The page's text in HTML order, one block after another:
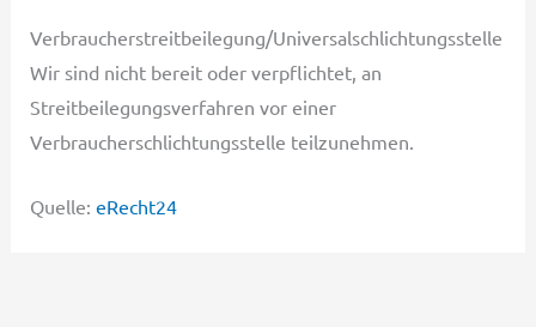
Verbraucher­streit­beilegung/Universal­schlichtungs­stelle
Wir sind nicht bereit oder verpflichtet, an
Streitbeilegungsverfahren vor einer
Verbraucherschlichtungsstelle teilzunehmen.
Quelle: eRecht24